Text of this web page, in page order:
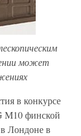
может
в конкурсе
M10 финской
Лондоне в